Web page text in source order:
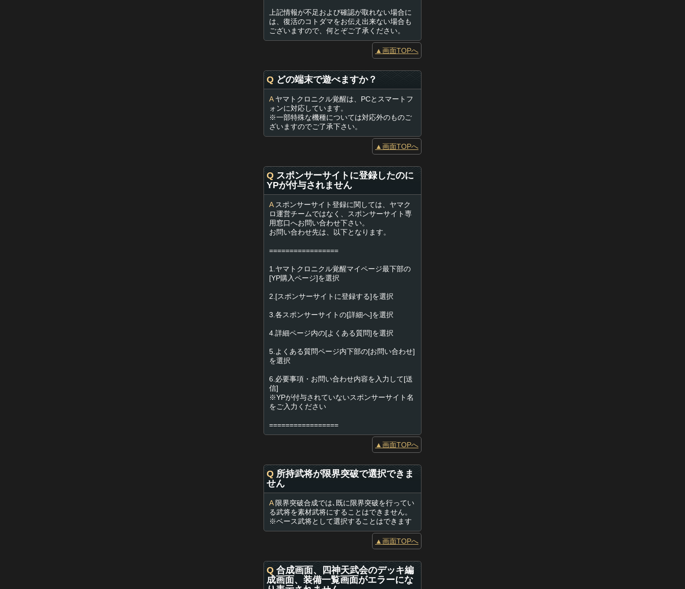
上記情報が不足および確認が取れない場合に
は、復活のコトダマをお伝え出来ない場合も
ございますので、何とぞご了承ください。
▲画面TOPへ
Q どの端末で遊べますか？
Aヤマトクロニクル覚醒は、PCとスマートフ
ォンに対応しています。
※一部特殊な機種については対応外のものご
ざいますのでご了承下さい。
▲画面TOPへ
Q スポンサーサイトに登録したのに
YPが付与されません
Aスポンサーサイト登録に関しては、ヤマク
ロ運営チームではなく、スポンサーサイト専
用窓口へお問い合わせ下さい。
お問い合わせ先は、以下となります。
=================
1.ヤマトクロニクル覚醒マイページ最下部の
[YP購入ページ]を選択
2.[スポンサーサイトに登録する]を選択
3.各スポンサーサイトの[詳細へ]を選択
4.詳細ページ内の[よくある質問]を選択
5.よくある質問ページ内下部の[お問い合わせ]
を選択
6.必要事項・お問い合わせ内容を入力して[送
信]
※YPが付与されていないスポンサーサイト名
をご入力ください
=================
▲画面TOPへ
Q 所持武将が限界突破で選択できま
せん
A限界突破合成では､既に限界突破を行ってい
る武将を素材武将にすることはできません。
※ベース武将として選択することはできます
▲画面TOPへ
Q 合成画面、四神天武会のデッキ編
成画面、装備一覧画面がエラーにな